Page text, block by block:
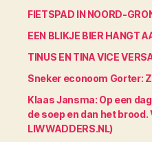
FIETSPAD IN NOORD-
EEN BLIKJE BIER HANGT
TINUS EN TINA VICE
Sneker econoom Gorter:
Klaas Jansma: Op een
de soep en dan het brood.
LIWWADDERS.NL)